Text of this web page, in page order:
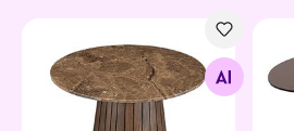
Diivanilaud Emperador
Otsi sarnaseid